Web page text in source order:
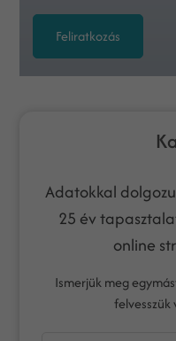
Feliratkozás
Adatokkal
25 év
online
Ismerjük meg
felvesszük